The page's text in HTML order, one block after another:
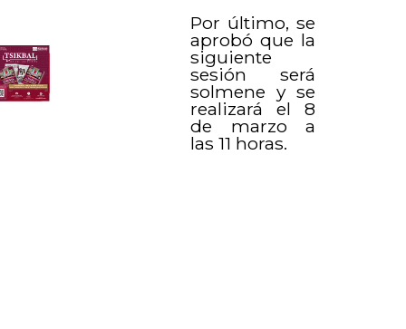
Por último, se
aprobó que la
siguiente
sesión será
solmene y se
realizará el 8
de marzo a
las 11 horas.